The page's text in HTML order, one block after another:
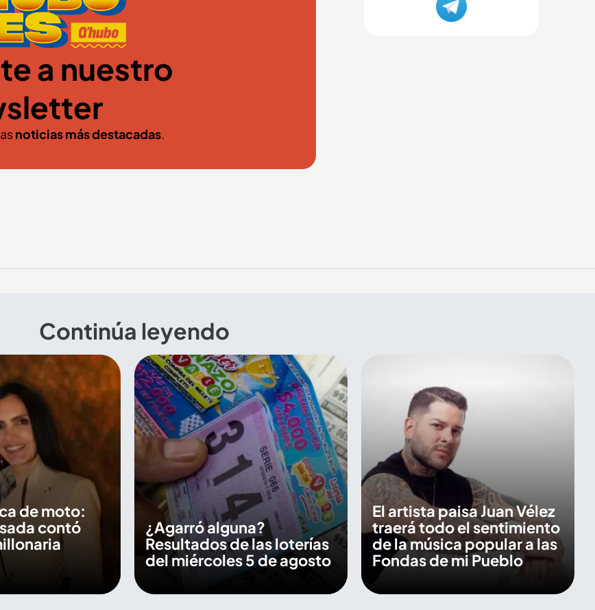
a nuestro
noticias más destacadas.
Continúa leyendo
de moto:
contó
¿Agarró alguna?
Resultados de las loterías
del miércoles 5 de agosto
El artista paisa Juan Vélez
traerá todo el sentimiento
de la música popular a las
Fondas de mi Pueblo